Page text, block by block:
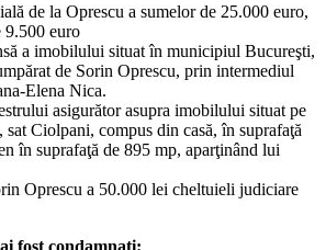
de la Oprescu a sumelor de 25.000 euro,
9.500 euro
a imobilului situat în municipiul Bucureşti,
de Sorin Oprescu, prin intermediul
Elena Nica.
asigurător asupra imobilului situat pe
Ciolpani, compus din casă, în suprafaţă
în suprafaţă de 895 mp, aparţinând lui
Oprescu a 50.000 lei cheltuieli judiciare
fost condamnaţi: